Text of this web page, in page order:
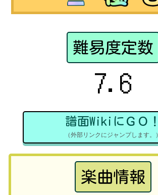
難易度定数
7.6
譜面WikiにＧＯ！
（外部リンクにジャンプします。）
楽曲情報